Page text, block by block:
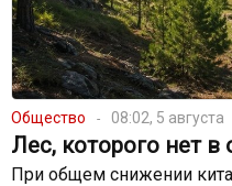
Общество 08:02, 5 августа
Лес, которого нет в
При общем снижении